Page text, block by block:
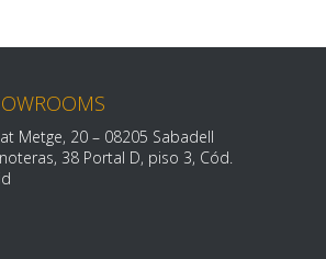
Metge, 20– 08205 Sabadell
38 Portal D, piso 3, Cód.